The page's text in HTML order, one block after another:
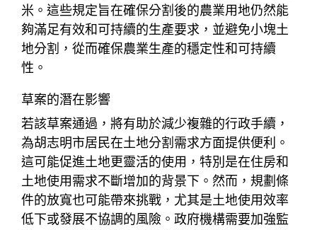
米。這些規定旨在確保分割後的農業用地仍然能
夠滿足有效和可持續的生產要求，並避免小塊土
地分割，從而確保農業生產的穩定性和可持續
性。
草案的潛在影響
若該草案通過，將有助於減少複雜的行政手續，
為胡志明市居民在土地分割需求方面提供便利。
這可能促進土地更靈活的使用，特別是在住房和
土地使用需求不斷增加的背景下。然而，規劃條
件的放寬也可能帶來挑戰，尤其是土地使用效率
低下或發展不協調的風險。政府機構需要加強監